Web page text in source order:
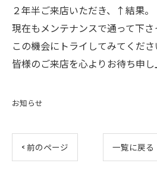
２年半ご来店いただき、↑結果。
現在もメンテナンスで通って下さ
この機会にトライしてみてくだ
皆様のご来店を心よりお待ち申し
お知らせ
< 前のページ 一覧に戻る